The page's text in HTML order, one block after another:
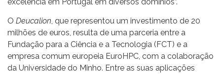
O Deucalion , que representou um investimento de 20
milhões de euros, resulta de uma parceria entre a
Fundação para a Ciência e a Tecnologia (FCT) e a
empresa comum europeia EuroHPC, com a colaboração
da Universidade do Minho. Entre as suas aplicações